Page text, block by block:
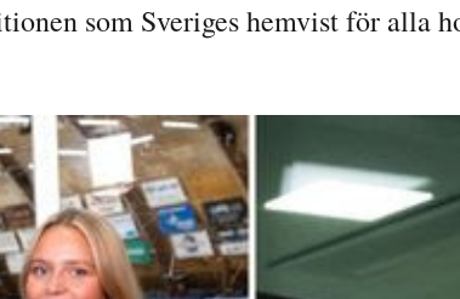
som Sveriges hemvist för alla